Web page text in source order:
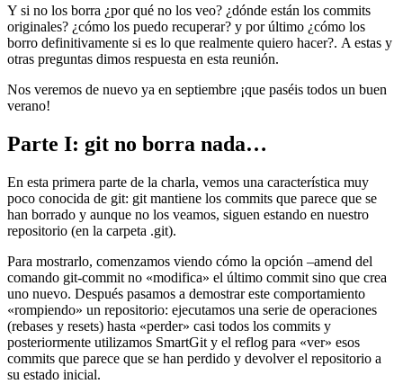
Y si no los borra ¿por qué no los veo? ¿dónde están los commits
originales? ¿cómo los puedo recuperar? y por último ¿cómo los
borro definitivamente si es lo que realmente quiero hacer?. A estas y
otras preguntas dimos respuesta en esta reunión.
Nos veremos de nuevo ya en septiembre ¡que paséis todos un buen
verano!
Parte I: git no borra nada…
En esta primera parte de la charla, vemos una característica muy
poco conocida de git: git mantiene los commits que parece que se
han borrado y aunque no los veamos, siguen estando en nuestro
repositorio (en la carpeta .git).
Para mostrarlo, comenzamos viendo cómo la opción –amend del
comando git-commit no «modifica» el último commit sino que crea
uno nuevo. Después pasamos a demostrar este comportamiento
«rompiendo» un repositorio: ejecutamos una serie de operaciones
(rebases y resets) hasta «perder» casi todos los commits y
posteriormente utilizamos SmartGit y el reflog para «ver» esos
commits que parece que se han perdido y devolver el repositorio a
su estado inicial.